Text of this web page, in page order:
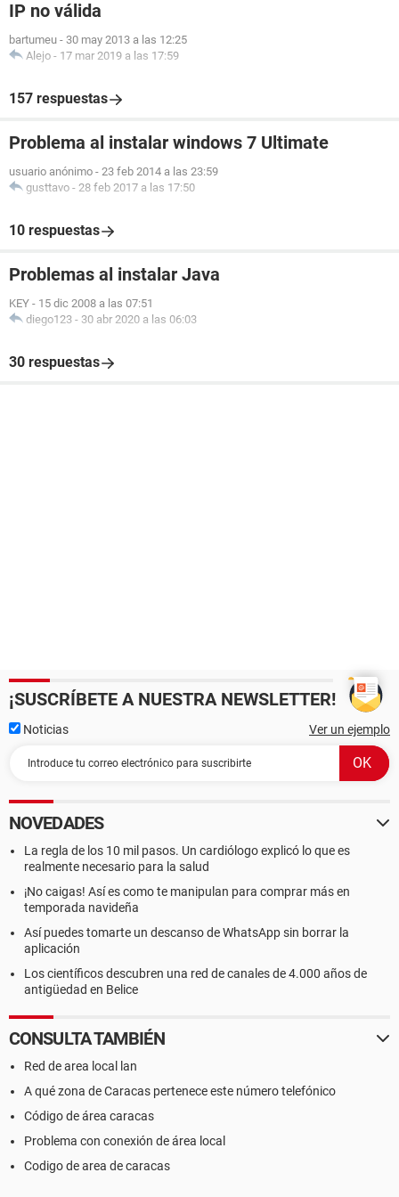
IP no válida
bartumeu - 30 may 2013 a las 12:25
Alejo - 17 mar 2019 a las 17:59
157 respuestas
Problema al instalar windows 7 Ultimate
usuario anónimo - 23 feb 2014 a las 23:59
gusttavo - 28 feb 2017 a las 17:50
10 respuestas
Problemas al instalar Java
KEY - 15 dic 2008 a las 07:51
diego123 - 30 abr 2020 a las 06:03
30 respuestas
¡SUSCRÍBETE A NUESTRA NEWSLETTER!
Noticias Ver un ejemplo
NOVEDADES
La regla de los 10 mil pasos. Un cardiólogo explicó lo que es
realmente necesario para la salud
¡No caigas! Así es como te manipulan para comprar más en
temporada navideña
Así puedes tomarte un descanso de WhatsApp sin borrar la
aplicación
Los científicos descubren una red de canales de 4.000 años de
antigüedad en Belice
CONSULTA TAMBIÉN
Red de area local lan
A qué zona de Caracas pertenece este número telefónico
Código de área caracas
Problema con conexión de área local
Codigo de area de caracas